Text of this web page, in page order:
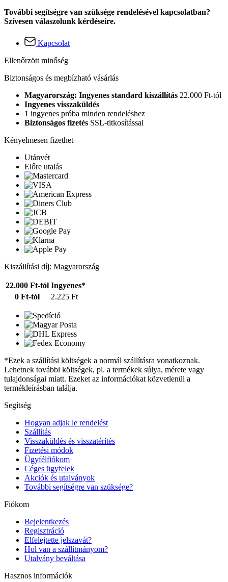
További segítségre van szüksége rendelésével kapcsolatban?
Szívesen válaszolunk kérdéseire.
Kapcsolat
Ellenőrzött minőség
Biztonságos és megbízható vásárlás
Magyarország: Ingyenes standard kiszállítás 22.000 Ft-tól
Ingyenes visszaküldés
1 ingyenes próba minden rendeléshez
Biztonságos fizetés SSL-titkosítással
Kényelmesen fizethet
Utánvét
Előre utalás
Kiszállítási díj: Magyarország
22.000 Ft-tól Ingyenes*
0 Ft-tól
2.225 Ft
*Ezek a szállítási költségek a normál szállításra vonatkoznak.
Lehetnek további költségek, pl. a termékek súlya, mérete vagy
tulajdonságai miatt. Ezeket az információkat közvetlenül a
termékleírásban találja.
Segítség
Hogyan adjak le rendelést
Szállítás
Visszaküldés és visszatérítés
Fizetési módok
Ügyfélfiókom
Céges ügyfelek
Akciók és utalványok
További segítségre van szüksége?
Fiókom
Bejelentkezés
Regisztráció
Elfelejtette jelszavát?
Hol van a szállítmányom?
Utalvány beváltása
Hasznos információk